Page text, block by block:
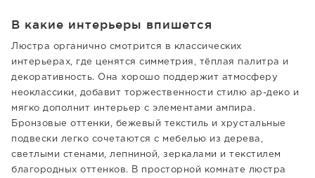
В какие интерьеры впишется
Люстра органично смотрится в классических
интерьерах, где ценятся симметрия, тёплая палитра и
декоративность. Она хорошо поддержит атмосферу
неоклассики, добавит торжественности стилю ар-деко и
мягко дополнит интерьер с элементами ампира.
Бронзовые оттенки, бежевый текстиль и хрустальные
подвески легко сочетаются с мебелью из дерева,
светлыми стенами, лепниной, зеркалами и текстилем
благородных оттенков. В просторной комнате люстра